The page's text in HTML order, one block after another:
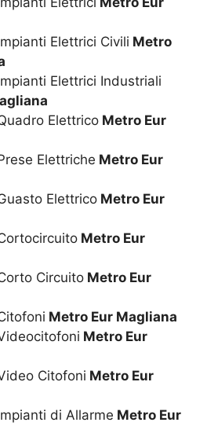
Elettrici Civili Metro
Elettrici Industriali
Elettrico Metro Eur
Elettriche Metro Eur
Elettrico Metro Eur
Metro Eur
Circuito Metro Eur
Metro Eur Magliana
Metro Eur
Citofoni Metro Eur
di Allarme Metro Eur